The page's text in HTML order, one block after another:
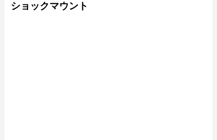
ショックマウント